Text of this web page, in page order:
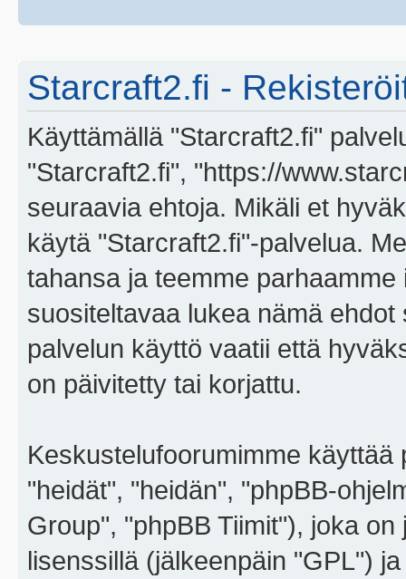
Starcraft2.fi -
Käyttämällä "Starcraft2.fi"
"Starcraft2.fi", "https://
seuraavia ehtoja. Mikäli et
käytä "Starcraft2.fi"-palvelua.
tahansa ja teemme
suositeltavaa lukea nämä
palvelun käyttö vaatii että
on päivitetty tai korjattu.
Keskustelufoorumimme
"heidät", "heidän", "phpBB-
Group", "phpBB Tiimit"), joka on
lisenssillä (jälkeenpäin "GPL")